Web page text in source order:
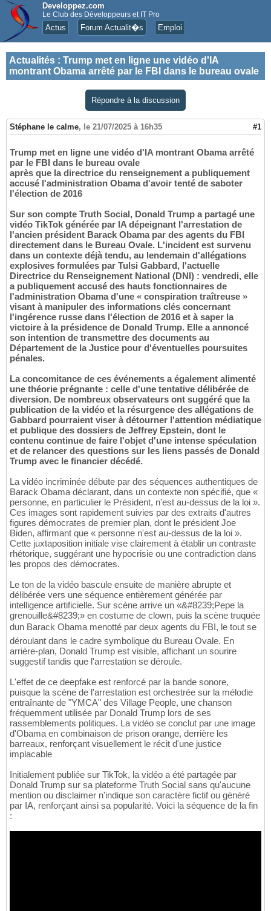
Developpez.com
Le Club des Développeurs et IT Pro
Actus Forum Actualit�s Emploi
Actualités : Trump met en ligne une vidéo d'IA
montrant Obama arrêté par le FBI dans le bureau ovale
Répondre à la discussion
Stéphane le calme, le 21/07/2025 à 16h35 #1
Trump met en ligne une vidéo d'IA montrant Obama arrêté
par le FBI dans le bureau ovale
après que la directrice du renseignement a publiquement
accusé l'administration Obama d'avoir tenté de saboter
l'élection de 2016
Sur son compte Truth Social, Donald Trump a partagé une
vidéo TikTok générée par IA dépeignant l'arrestation de
l'ancien président Barack Obama par des agents du FBI
directement dans le Bureau Ovale. L'incident est survenu
dans un contexte déjà tendu, au lendemain d'allégations
explosives formulées par Tulsi Gabbard, l'actuelle
Directrice du Renseignement National (DNI) : vendredi, elle
a publiquement accusé des hauts fonctionnaires de
l'administration Obama d'une « conspiration traîtreuse »
visant à manipuler des informations clés concernant
l'ingérence russe dans l'élection de 2016 et à saper la
victoire à la présidence de Donald Trump. Elle a annoncé
son intention de transmettre des documents au
Département de la Justice pour d'éventuelles poursuites
pénales.
La concomitance de ces événements a également alimenté
une théorie prégnante : celle d'une tentative délibérée de
diversion. De nombreux observateurs ont suggéré que la
publication de la vidéo et la résurgence des allégations de
Gabbard pourraient viser à détourner l'attention médiatique
et publique des dossiers de Jeffrey Epstein, dont le
contenu continue de faire l'objet d'une intense spéculation
et de relancer des questions sur les liens passés de Donald
Trump avec le financier décédé.
La vidéo incriminée débute par des séquences authentiques de
Barack Obama déclarant, dans un contexte non spécifié, que «
personne, en particulier le Président, n'est au-dessus de la loi ».
Ces images sont rapidement suivies par des extraits d'autres
figures démocrates de premier plan, dont le président Joe
Biden, affirmant que « personne n'est au-dessus de la loi ».
Cette juxtaposition initiale vise clairement à établir un contraste
rhétorique, suggérant une hypocrisie ou une contradiction dans
les propos des démocrates.
Le ton de la vidéo bascule ensuite de manière abrupte et
délibérée vers une séquence entièrement générée par
intelligence artificielle. Sur scène arrive un «&#8239;Pepe la
grenouille&#8239;» en costume de clown, puis la scène truquée
dun Barack Obama menotté par deux agents du FBI, le tout se
déroulant dans le cadre symbolique du Bureau Ovale. En
arrière-plan, Donald Trump est visible, affichant un sourire
suggestif tandis que l'arrestation se déroule.
L'effet de ce deepfake est renforcé par la bande sonore,
puisque la scène de l'arrestation est orchestrée sur la mélodie
entraînante de "YMCA" des Village People, une chanson
fréquemment utilisée par Donald Trump lors de ses
rassemblements politiques. La vidéo se conclut par une image
d'Obama en combinaison de prison orange, derrière les
barreaux, renforçant visuellement le récit d'une justice
implacable
Initialement publiée sur TikTok, la vidéo a été partagée par
Donald Trump sur sa plateforme Truth Social sans qu'aucune
mention ou disclaimer n'indique son caractère fictif ou généré
par IA, renforçant ainsi sa popularité. Voici la séquence de la fin
: